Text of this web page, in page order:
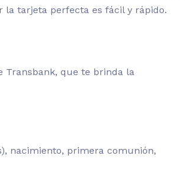
la tarjeta perfecta es fácil y rápido.
Transbank, que te brinda la
nacimiento, primera comunión,